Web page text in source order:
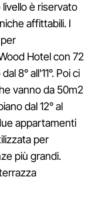
è riservato
affittabili. I
Hotel con 72
8° all'11°. Poi ci
vanno da 50m2
dal 12° al
appartamenti
per
più grandi.